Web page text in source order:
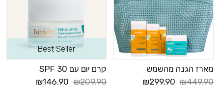
מארז הגנה מהשמש
₪449.90
₪299.90
Best Seller
קרם יום עם 30 SPF
₪209.90
₪146.90